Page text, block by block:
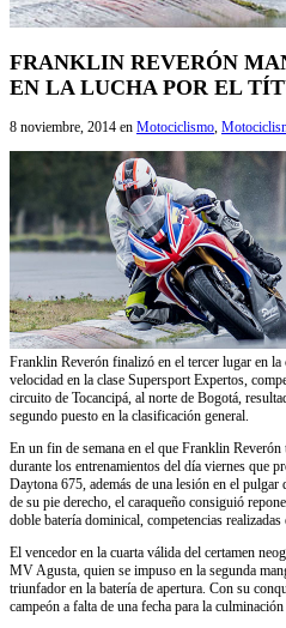
FRANKLIN REVERÓN
EN LA LUCHA POR EL
8 noviembre, 2014 en Motociclismo
Franklin Reverón finalizó en el tercer lugar en
velocidad en la clase Supersport Expertos,
circuito de Tocancipá, al norte de Bogotá,
segundo puesto en la clasificación general.
En un fin de semana en el que Franklin
durante los entrenamientos del día viernes que
Daytona 675, además de una lesión en el
de su pie derecho, el caraqueño consiguió
doble batería dominical, competencias
El vencedor en la cuarta válida del certamen
MV Agusta, quien se impuso en la segunda
triunfador en la batería de apertura. Con su
campeón a falta de una fecha para la culminación